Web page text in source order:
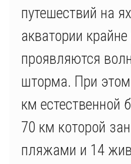
путешествий на
акватории
проявляются
шторма. При
км естественной
70 км которой
пляжами и 14